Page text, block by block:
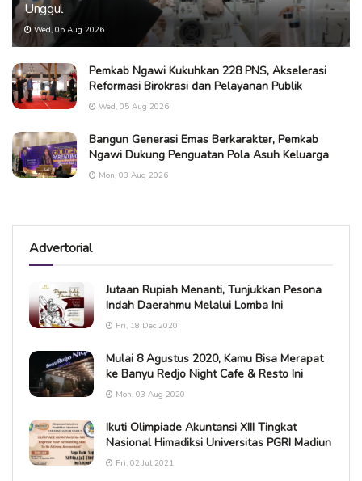
Unggul
Wed, 05 Aug 2026
Pemkab Ngawi Kukuhkan 228 PNS, Akselerasi
Reformasi Birokrasi dan Pelayanan Publik
Wed, 05 Aug 2026
Bangun Generasi Emas Berkarakter, Pemkab
Ngawi Dukung Penguatan Pola Asuh Keluarga
Mon, 03 Aug 2026
Advertorial
Jutaan Rupiah Menanti, Tunjukkan Pesona
Indah Daerahmu Melalui Lomba Ini
Fri, 18 Dec 2020
Mulai 8 Agustus 2020, Kamu Bisa Merapat
ke Banyu Redjo Night Cafe & Resto Ini
Mon, 03 Aug 2020
Ikuti Olimpiade Akuntansi XIII Tingkat
Nasional Himadiksi Universitas PGRI Madiun
Fri, 02 Jul 2021